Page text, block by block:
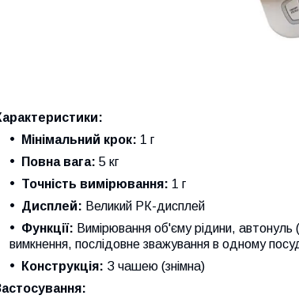
Мінімальний крок: 1 г
Повна вага: 5 кг
Точність вимірювання: 1 г
Дисплей: Великий РК-дисплей
Функції: Вимірювання об'єму рідини,
вимкнення, послідовне зважування в одному
Конструкція: З чашею (знімна)